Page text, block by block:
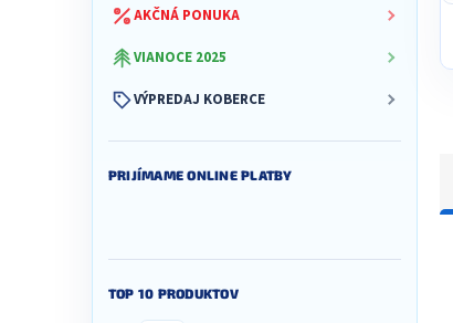
AKČNÁ PONUKA
VIANOCE 2025
VÝPREDAJ KOBERCE
PRIJÍMAME ONLINE PLATBY
TOP 10 PRODUKTOV